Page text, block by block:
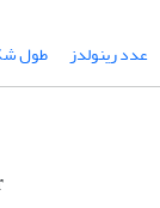
عدد رینولدز طول